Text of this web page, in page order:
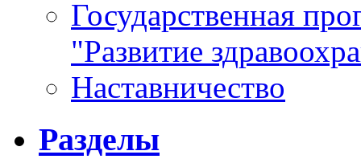
Государственная
"Развитие
Наставничество
Разделы